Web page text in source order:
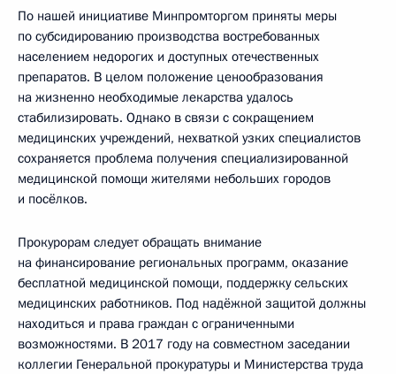
По нашей инициативе Минпромторгом приняты меры
по субсидированию производства востребованных
населением недорогих и доступных отечественных
препаратов. В целом положение ценообразования
на жизненно необходимые лекарства удалось
стабилизировать. Однако в связи с сокращением
медицинских учреждений, нехваткой узких специалистов
сохраняется проблема получения специализированной
медицинской помощи жителями небольших городов
и посёлков.
Прокурорам следует обращать внимание
на финансирование региональных программ, оказание
бесплатной медицинской помощи, поддержку сельских
медицинских работников. Под надёжной защитой должны
находиться и права граждан с ограниченными
возможностями. В 2017 году на совместном заседании
коллегии Генеральной прокуратуры и Министерства труда